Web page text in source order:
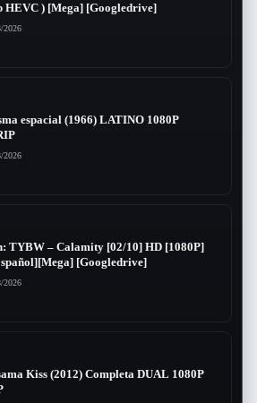
HEVC ) [Mega] [Googledrive]
2026
espacial (1966) LATINO 1080P
2026
TYBW – Calamity [02/10] HD [1080P]
[Googledrive]
2026
Kiss (2012) Completa DUAL 1080P